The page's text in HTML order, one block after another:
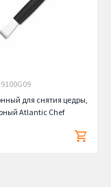
для снятия цедры,
Atlantic Chef